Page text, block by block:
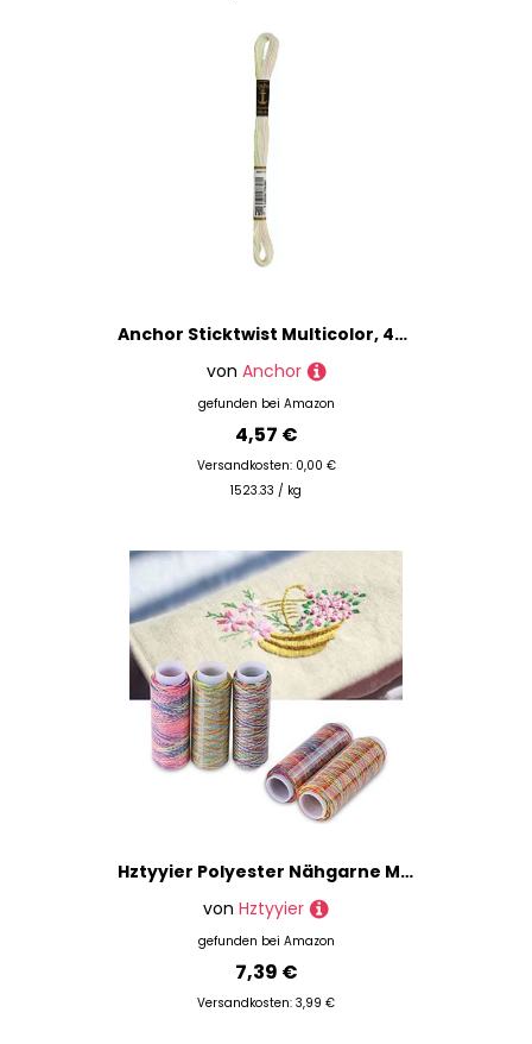
Anchor Sticktwist Multicolor, 4615000-01301, Farbe:1301, Stickgarne
von Anchor
gefunden bei Amazon
4,57 €
Versandkosten: 0,00 €
1523.33 / kg
Hztyyier Polyester Nähgarne Multicolor Farbverlauf Nähen Quilten Stickgarn Spulen Bekleidungszubehör 5St
von Hztyyier
gefunden bei Amazon
7,39 €
Versandkosten: 3,99 €